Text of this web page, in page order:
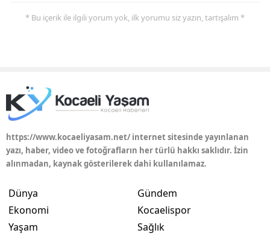
* Bu içerik ile ilgili yorum yok, ilk yorumu siz yazın, tartışalım *
https://www.kocaeliyasam.net/ internet sitesinde yayınlanan
yazı, haber, video ve fotoğrafların her türlü hakkı saklıdır. İzin
alınmadan, kaynak gösterilerek dahi kullanılamaz.
Dünya
Ekonomi
Yaşam
Gündem
Kocaelispor
Sağlık